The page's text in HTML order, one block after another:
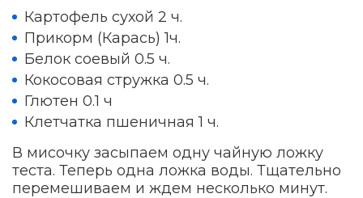
Картофель сухой 2 ч.
Прикорм (Карась) 1ч.
Белок соевый 0.5 ч.
Кокосовая стружка 0.5 ч.
Глютен 0.1 ч
Клетчатка пшеничная 1 ч.
В мисочку засыпаем одну чайную ложку
теста. Теперь одна ложка воды. Тщательно
перемешиваем и ждем несколько минут.